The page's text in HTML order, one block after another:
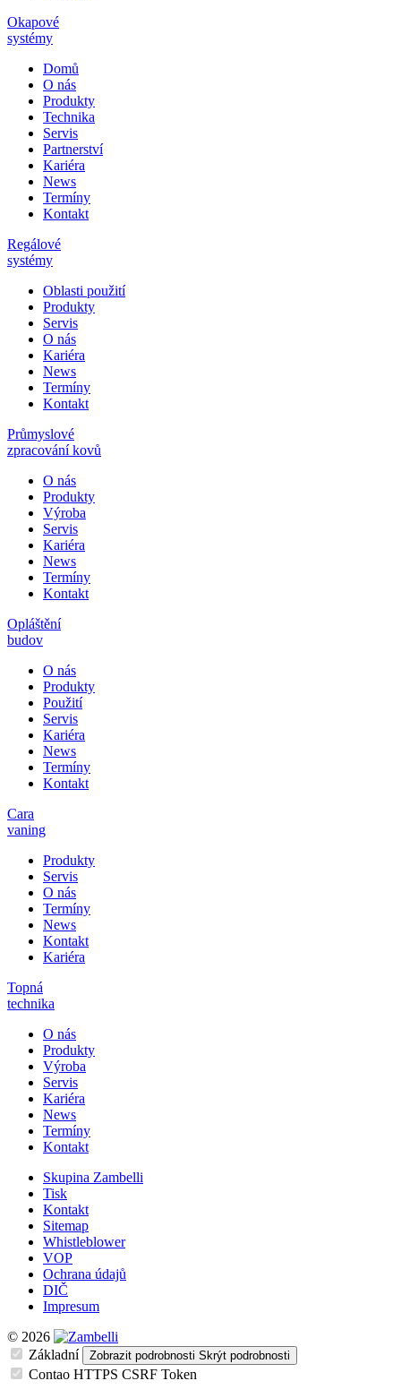
Okapové
systémy
Domů
O nás
Produkty
Technika
Servis
Partnerství
Kariéra
News
Termíny
Kontakt
Regálové
systémy
Oblasti použití
Produkty
Servis
O nás
Kariéra
News
Termíny
Kontakt
Průmyslové
zpracování kovů
O nás
Produkty
Výroba
Servis
Kariéra
News
Termíny
Kontakt
Opláštění
budov
O nás
Produkty
Použití
Servis
Kariéra
News
Termíny
Kontakt
Cara
vaning
Produkty
Servis
O nás
Termíny
News
Kontakt
Kariéra
Topná
technika
O nás
Produkty
Výroba
Servis
Kariéra
News
Termíny
Kontakt
Skupina Zambelli
Tisk
Kontakt
Sitemap
Whistleblower
VOP
Ochrana údajů
DIČ
Impresum
© 2026
Základní
Zobrazit podrobnosti Skrýt podrobnosti
Contao HTTPS CSRF Token